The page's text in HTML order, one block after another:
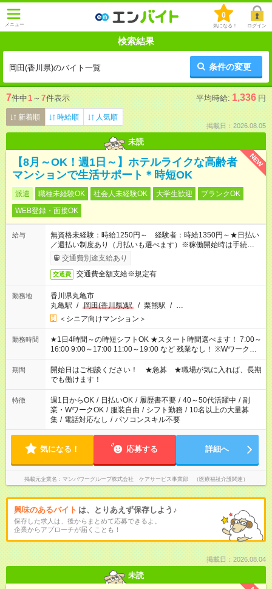
メニュー
0
気になる！ ログイン
検索結果
岡田(香川県)のバイト一覧 条件の変更
7件中1 ～ 7件表示 平均時給: 1,336 円
新着順 時給順 人気順
掲載日：2026.08.05
未読
NEW
【8月～OK！週1日～】ホテルライクな高齢者
マンションで生活サポート＊時短OK
派遣 職種未経験OK 社会人未経験OK 大学生歓迎
ブランクOK
WEB登録・面接OK
給与
無資格未経験：時給1250円～ 経験者：時給1350円～★日払い
／週払い制度あり（月払いも選べます）※稼働開始時は手続き完
了次第のお支払いとなります。
交通費別途支給あり
交通費 交通費全額支給※規定有
勤務地
香川県丸亀市
丸亀駅 / 岡田(香川県)駅 / 栗熊駅 / …
＜シニア向けマンション＞
勤務時間
★1日4時間～の時短シフトOK ★スタート時間選べます！ 7:00～
16:00 9:00～17:00 11:00～19:00 など 残業なし！ ※Wワークの
場合、他のお仕事と合わせ週40時間超の就業はご案内できませ
ん ※法令に基づき、週20時間以上勤務は社会保険への加入対象
となります ※労働者派遣法（日雇い派遣の原則禁止）により、
短時間・短期間の就業はご案内が難しい場合があります
期間
開始日はご相談ください！ ★急募 ★職場が気に入れば、長期
でも働けます！
特徴 週1日からOK / 日払いOK / 履歴書不要 / 40～50代活躍中 / 副
業・WワークOK / 服装自由 / シフト勤務 / 10名以上の大量募
集 / 電話対応なし / パソコンスキル不要
気になる！ 応募する 詳細へ
掲載元企業名 マンパワーグループ株式会社 ケアサービス事業部 （医療福祉介護関連）
興味のあるバイト は、とりあえず保存しよう♪
保存した求人は、後からまとめて応募できるよ。
企業からアプローチが届くことも！
掲載日：2026.08.04
未読